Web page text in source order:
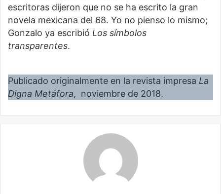
escritoras dijeron que no se ha escrito la gran
novela mexicana del 68. Yo no pienso lo mismo;
Gonzalo ya escribió Los símbolos
transparentes.
Publicado originalmente en la revista impresa La
Digna Metáfora, noviembre de 2018.